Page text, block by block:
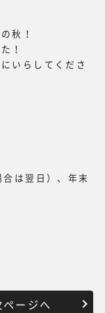
秋！
！
いらしてくださ
は翌日）、年末
ページへ